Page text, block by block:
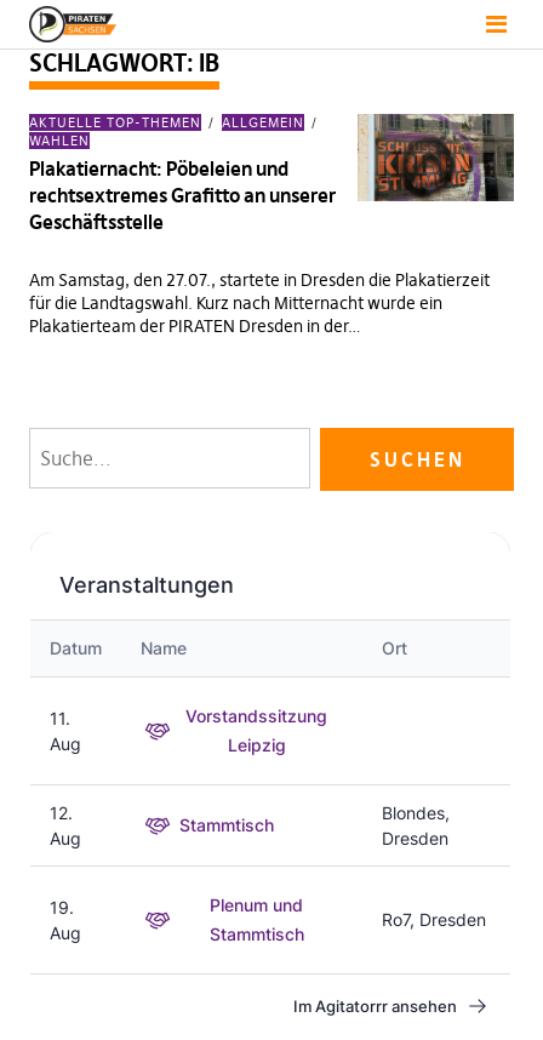
SCHLAGWORT: IB
AKTUELLE TOP-THEMEN
ALLGEMEIN
WAHLEN
Plakatiernacht: Pöbeleien und
rechtsextremes Grafitto an unserer
Geschäftsstelle
Am Samstag, den 27.07., startete in Dresden die Plakatierzeit
für die Landtagswahl. Kurz nach Mitternacht wurde ein
Plakatierteam der PIRATEN Dresden in der…